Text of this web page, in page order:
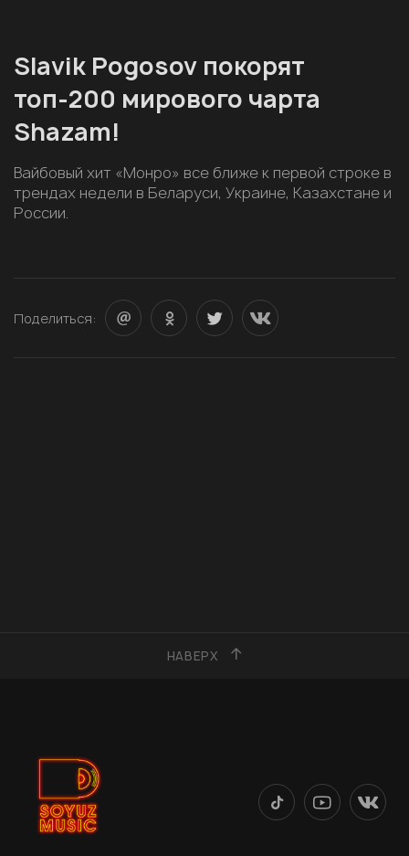
Slavik Pogosov покорят
топ-200 мирового чарта
Shazam!
Вайбовый хит «Монро» все ближе к первой строке в
трендах недели в Беларуси, Украине, Казахстане и
России.
Поделиться:
НАВЕРХ